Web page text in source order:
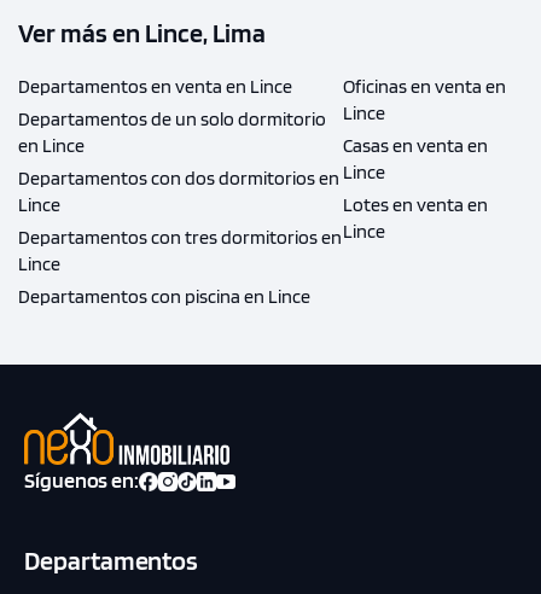
Ver más en Lince, Lima
Departamentos en venta en Lince
Departamentos de un solo dormitorio
en Lince
Departamentos con dos dormitorios en
Lince
Departamentos con tres dormitorios en
Lince
Departamentos con piscina en Lince
Oficinas en venta en
Lince
Casas en venta en
Lince
Lotes en venta en
Lince
Síguenos en:
Departamentos